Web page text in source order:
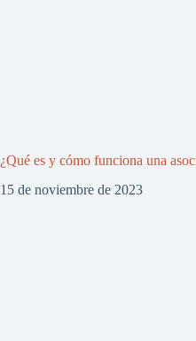
¿Qué es y cómo funciona una
15 de noviembre de 2023